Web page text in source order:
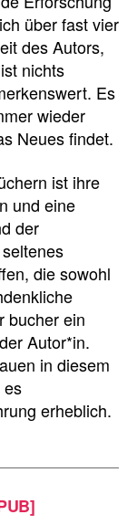
über fast vier
des Autors,
nichts
Es
wieder
Neues findet.
ist ihre
und eine
der
die sowohl
bucher ein
Autor*in.
in diesem
es
erheblich.